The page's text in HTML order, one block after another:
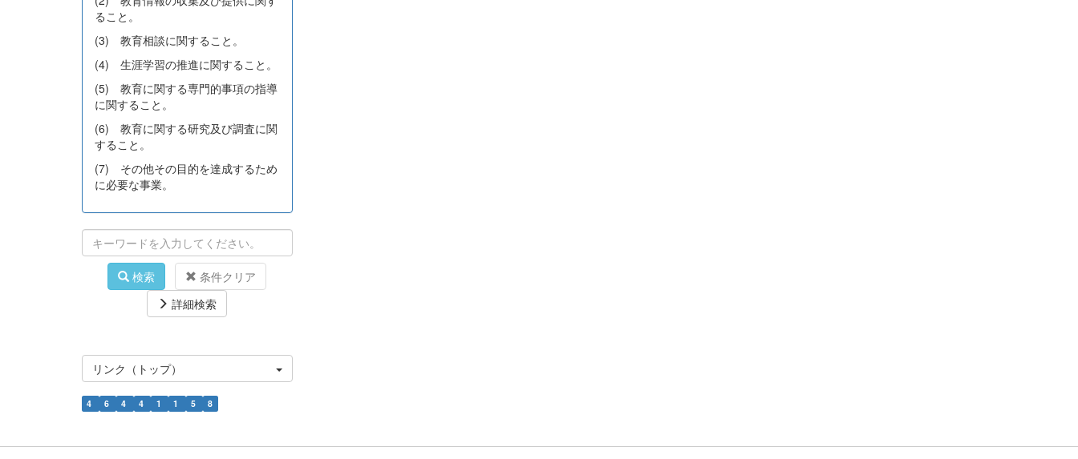
ること。
(3) 教育相談に関すること。
(4) 生涯学習の推進に関すること。
(5) 教育に関する専門的事項の指導
に関すること。
(6) 教育に関する研究及び調査に関
すること。
(7) その他その目的を達成するため
に必要な事業。
検索
条件クリア
詳細検索
リンク（トップ）
4 6 4 4 1 1 5 8